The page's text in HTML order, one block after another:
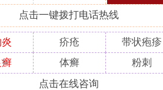
点击一键拨打电话热线
疥疮
带状疱疹
体癣 粉刺
点击在线咨询